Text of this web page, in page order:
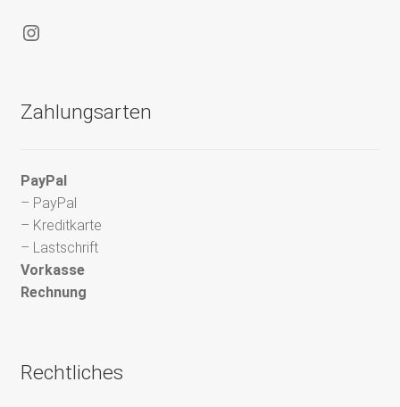
Instagram
Zahlungsarten
PayPal
– PayPal
– Kreditkarte
– Lastschrift
Vorkasse
Rechnung
Rechtliches